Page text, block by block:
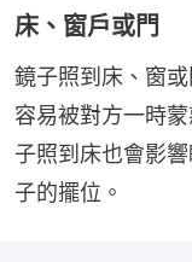
床、窗戶或門
鏡子照到床、窗
容易被對方一時
子照到床也會影
子的擺位。